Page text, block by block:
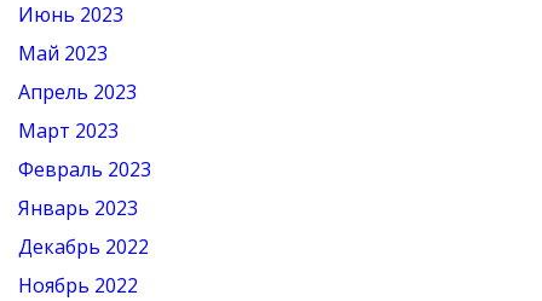
Июнь 2023
Май 2023
Апрель 2023
Март 2023
Февраль 2023
Январь 2023
Декабрь 2022
Ноябрь 2022